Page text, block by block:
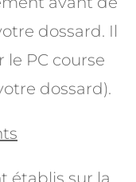
dossard. Il
le PC course
dossard).
établis sur la